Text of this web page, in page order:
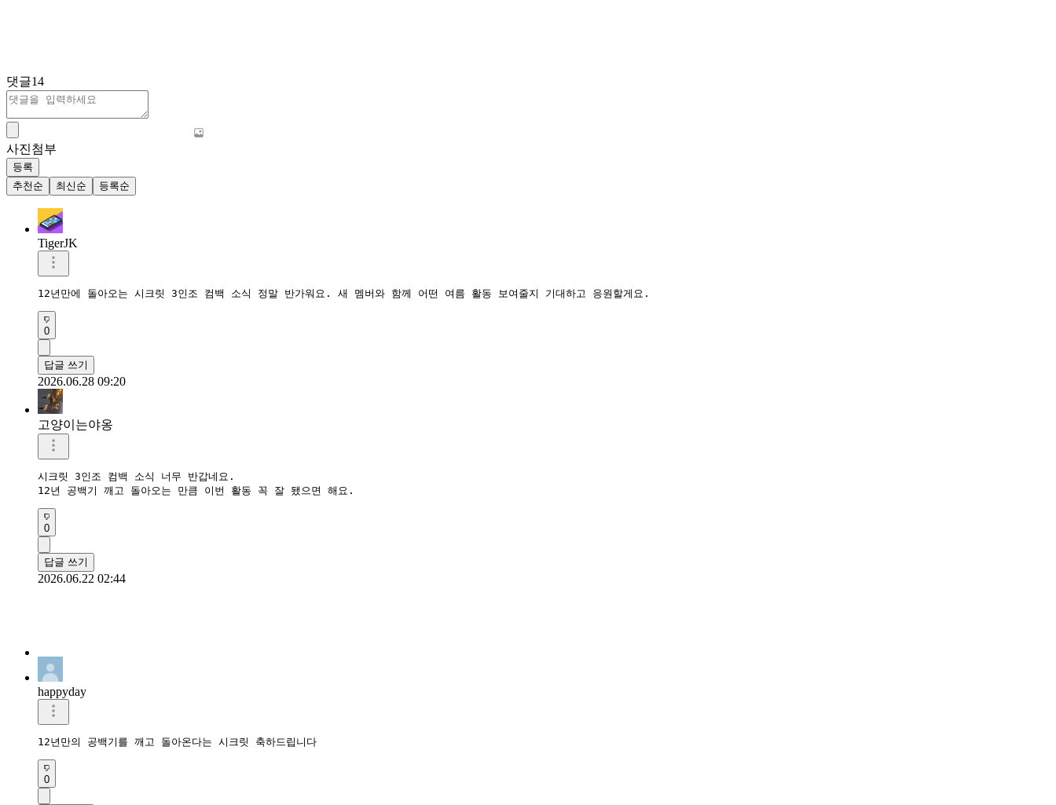
댓글14
사진첨부
등록
추천순
최신순 등록순
TigerJK
12년만에 돌아오는 시크릿 3인조 컴백 소식 정말 반가워요. 새 멤버와 함께 어떤 여름 활동 보여줄지 기대하고 응원할게요.
0
답글 쓰기
2026.06.28 09:20
고양이는야옹
시크릿 3인조 컴백 소식 너무 반갑네요.
12년 공백기 깨고 돌아오는 만큼 이번 활동 꼭 잘 됐으면 해요.
0
답글 쓰기
2026.06.22 02:44
happyday
12년만의 공백기를 깨고 돌아온다는 시크릿 축하드립니다
0